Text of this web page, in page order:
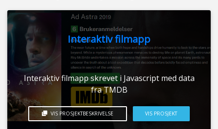
Interaktiv filmapp
Interaktiv filmapp skrevet i Javascript med data
fra TMDB
VIS PROSJEKTBESKRIVELSE VIS PROSJEKT